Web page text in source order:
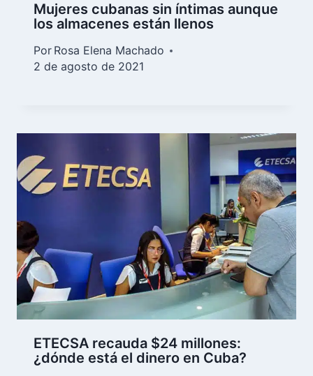
Mujeres cubanas sin íntimas aunque
los almacenes están llenos
Por Rosa Elena Machado
2 de agosto de 2021
ETECSA recauda $24 millones:
¿dónde está el dinero en Cuba?